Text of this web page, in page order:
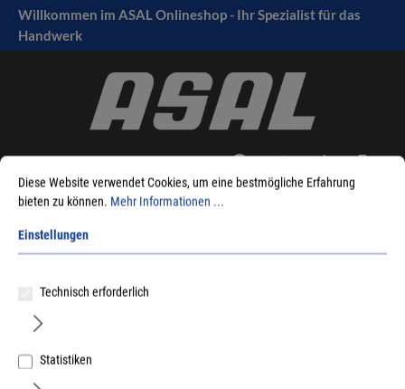
springen
Willkommen im ASAL Onlineshop - Ihr Spezialist für das
Handwerk
Sie sind hier: Produkte
diverses Zubehör
Halterung
Diese Website verwendet Cookies, um eine bestmögliche Erfahrung
bieten zu können. Mehr Informationen ...
Einstellungen
Technisch erforderlich
Statistiken